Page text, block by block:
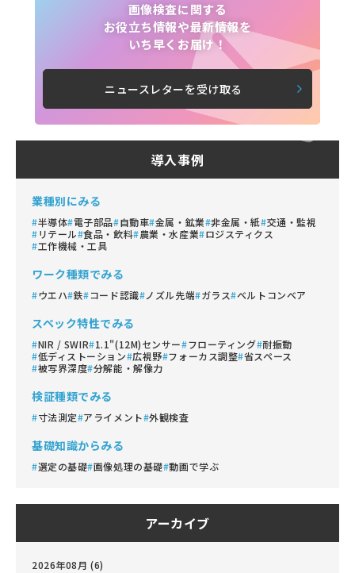
画像検査に関する
お役立ち情報や最新情報を
いち早くお届け！
ニュースレターを受け取る
導入事例
業種別にみる
半導体 電子部品 自動車 金属・鉱業 非金属・紙 交通・監視
リテール 食品・飲料 農業・水産業 ロジスティクス
工作機械・工具
ワーク種類でみる
ウエハ 鉄 コード認識 ノズル先端 ガラス ベルトコンベア
スペック特性でみる
NIR / SWIR 1.1"(12M)センサー フローティング 耐振動
低ディストーション 広視野 フォーカス調整 省スペース
被写界深度 分解能・解像力
検証種類でみる
寸法測定 アライメント 外観検査
基礎知識からみる
選定の基礎 画像処理の基礎 動画で学ぶ
アーカイブ
2026年08月 (6)